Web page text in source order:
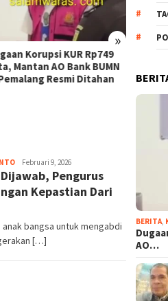
»
Menyerah: Dr. Amrin
Terus Berjuang
Hak 23 Korban
EjaFebruari 9, 2026
Pengurus
Kepastian Dari
bangsa untuk mengabdi
[…]
BERITA
AO…